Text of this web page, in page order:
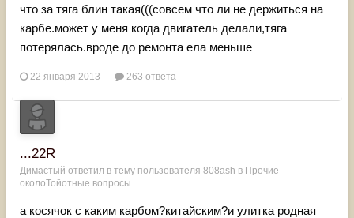
что за тяга блин такая(((совсем что ли не держиться на
карбе.может у меня когда двигатель делали,тяга
потерялась.вроде до ремонта ела меньше
22 января 2013 263 ответа
...22R
Димастый ответил в тему пользователя 808ash в Прочие
околоТойотные вопросы.
а косячок с каким карбом?китайским?и улитка родная